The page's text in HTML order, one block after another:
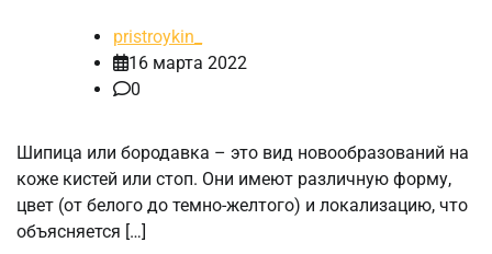
pristroykin_
16 марта 2022
0
Шипица или бородавка – это вид новообразований на
коже кистей или стоп. Они имеют различную форму,
цвет (от белого до темно-желтого) и локализацию, что
объясняется […]